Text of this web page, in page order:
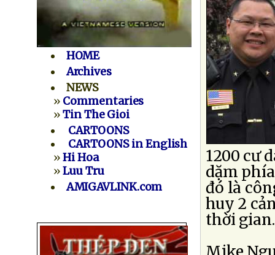
HOME
Archives
NEWS
» Commentaries
»Tin The Gioi
CARTOONS
CARTOONS in English
»Hi Hoa
»Luu Tru
AMIGAVLINK.com
1200 cư
dặm
đó là
huy 2
thời gian.